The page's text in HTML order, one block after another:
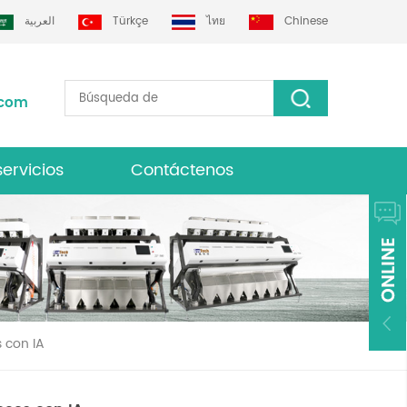
العربية Türkçe ไทย Chinese
Contáctenos
IA